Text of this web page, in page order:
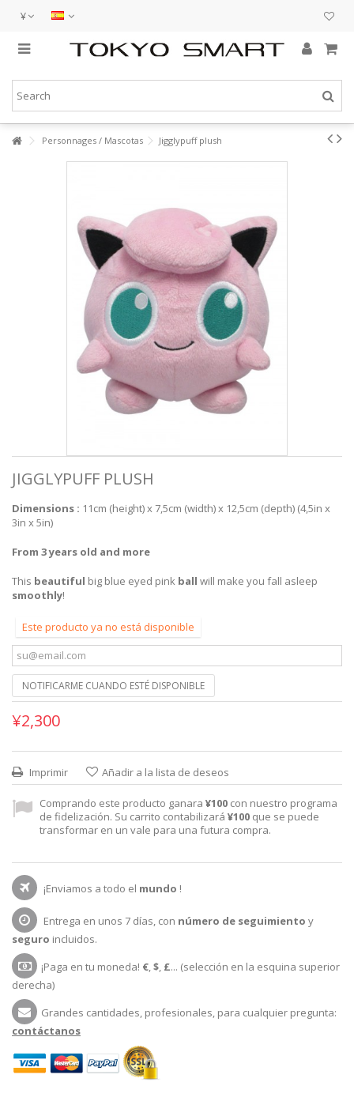
¥
Personnages / Mascotas Jigglypuff plush
JIGGLYPUFF PLUSH
Dimensions : 11cm (height) x 7,5cm (width) x 12,5cm (depth) (4,5in x
3in x 5in)
From 3 years old and more
This beautiful big blue eyed pink ball will make you fall asleep
smoothly!
Este producto ya no está disponible
NOTIFICARME CUANDO ESTÉ DISPONIBLE
¥2,300
Imprimir Añadir a la lista de deseos
Comprando este producto ganara ¥100 con nuestro programa
de fidelización. Su carrito contabilizará ¥100 que se puede
transformar en un vale para una futura compra.
¡Enviamos a todo el mundo !
Entrega en unos 7 días, con número de seguimiento y
seguro incluidos.
¡Paga en tu moneda! €,$, £... (selección en la esquina superior
derecha)
Grandes cantidades, profesionales, para cualquier pregunta:
contáctanos